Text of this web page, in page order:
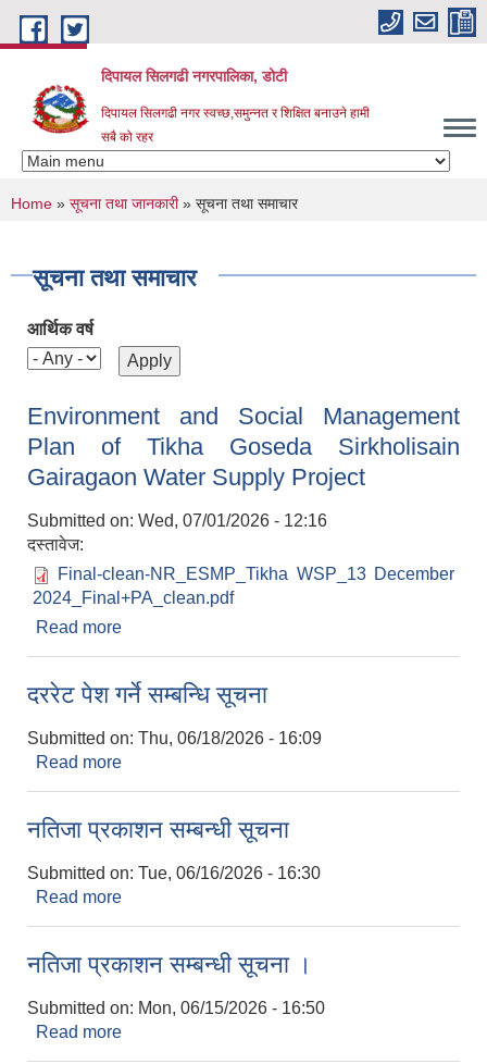
Skip to main content
दिपायल सिलगढी नगरपालिका, डोटी
दिपायल सिलगढी नगर स्वच्छ,समुन्नत र शिक्षित बनाउने हामी
सबै को रहर
You are here
Home » सूचना तथा जानकारी» सूचना तथा समाचार
सूचना तथा समाचार
आर्थिक वर्ष
Environment and Social Management
Plan of Tikha Goseda Sirkholisain
Gairagaon Water Supply Project
Submitted on: Wed, 07/01/2026 - 12:16
दस्तावेज:
Final-clean-NR_ESMP_Tikha WSP_13 December
2024_Final+PA_clean.pdf
Read more
दररेट पेश गर्ने सम्बन्धि सूचना
Submitted on: Thu, 06/18/2026 - 16:09
Read more
नतिजा प्रकाशन सम्बन्धी सूचना
Submitted on: Tue, 06/16/2026 - 16:30
Read more
नतिजा प्रकाशन सम्बन्धी सूचना ।
Submitted on: Mon, 06/15/2026 - 16:50
Read more